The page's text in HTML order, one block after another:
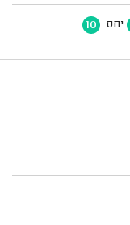
יחס 10